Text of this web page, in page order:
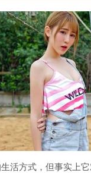
活方式，但事实上